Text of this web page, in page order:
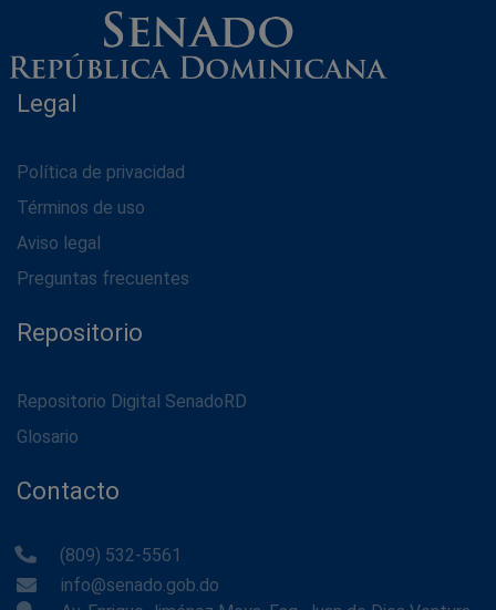
Legal
Política de privacidad
Términos de uso
Aviso legal
Preguntas frecuentes
Repositorio
Repositorio Digital SenadoRD
Glosario
Contacto
(809) 532-5561
info@senado.gob.do